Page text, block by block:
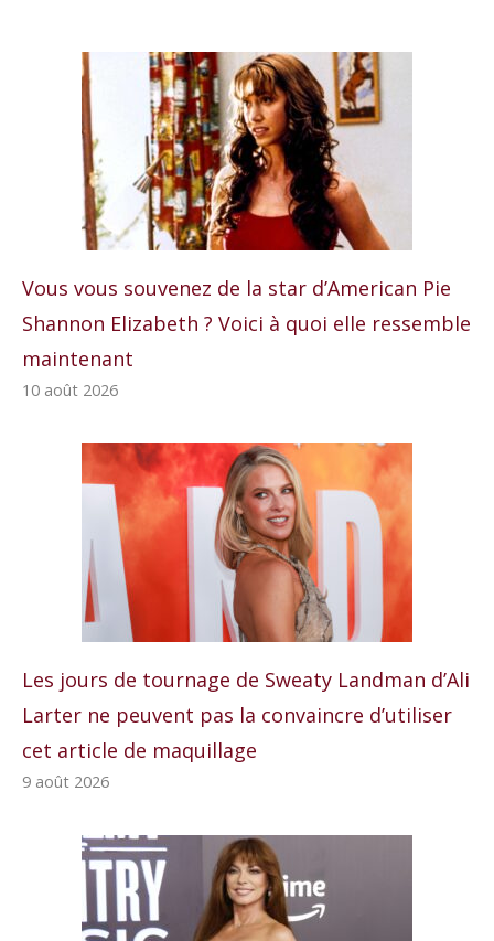
Vous vous souvenez de la star d’American Pie
Shannon Elizabeth ? Voici à quoi elle ressemble
maintenant
10 août 2026
Les jours de tournage de Sweaty Landman d’Ali
Larter ne peuvent pas la convaincre d’utiliser
cet article de maquillage
9 août 2026